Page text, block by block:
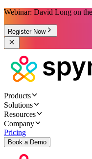
Webinar: David Long on
Register Now
Products
Solutions
Resources
Company
Pricing
Book a Demo